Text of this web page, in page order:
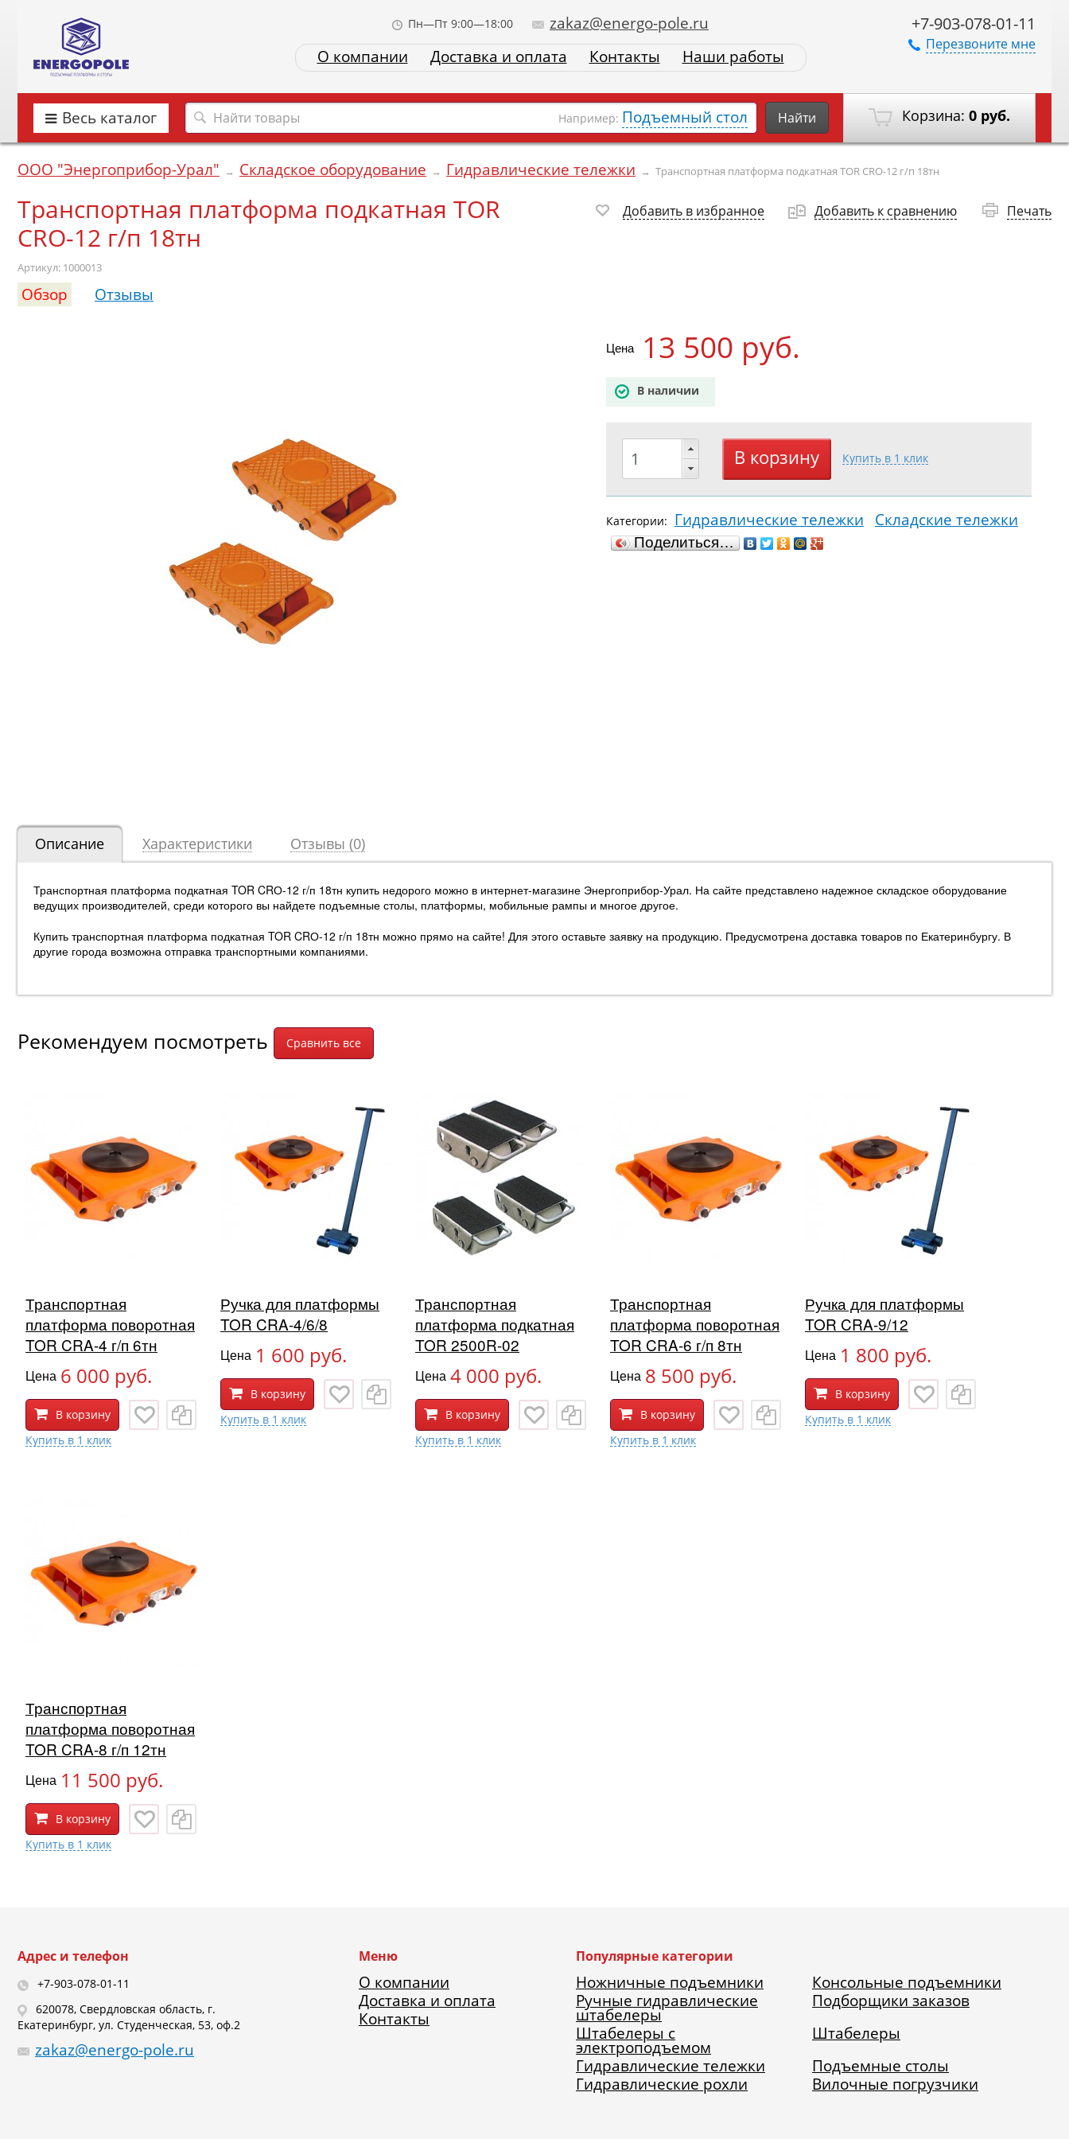
+7-903-078-01-11
Перезвоните мне
Пн—Пт 9:00—18:00
zakaz@energo-pole.ru
О компании
Доставка и оплата Контакты Наши работы
Корзина: 0 руб.
Весь каталог Например: Подъемный стол Найти
ООО "Энергоприбор-Урал" → Складское оборудование → Гидравлические тележки → Транспортная платформа подкатная TOR CRО-12 г/п 18тн
Транспортная платформа подкатная TOR
CRО-12 г/п 18тн
Артикул: 1000013
Добавить в избранное Добавить к сравнению Печать
Обзор Отзывы
Цена 13 500 руб.
В наличии
Категории: Гидравлические тележки Складские тележки
Поделиться…
Описание Характеристики Отзывы (0)
Транспортная платформа подкатная TOR CRО-12 г/п 18тн купить недорого можно в интернет-магазине Энергоприбор-Урал. На сайте представлено надежное складское оборудование
ведущих производителей, среди которого вы найдете подъемные столы, платформы, мобильные рампы и многое другое.
Купить транспортная платформа подкатная TOR CRО-12 г/п 18тн можно прямо на сайте! Для этого оставьте заявку на продукцию. Предусмотрена доставка товаров по Екатеринбургу. В
другие города возможна отправка транспортными компаниями.
Рекомендуем посмотреть
Транспортная
платформа поворотная
TOR CRA-4 г/п 6тн
Цена 6 000 руб.
В корзину
Ручка для платформы
TOR CRA-4/6/8
Цена 1 600 руб.
В корзину
Транспортная
платформа подкатная
TOR 2500R-02
Цена 4 000 руб.
В корзину
Транспортная
платформа поворотная
TOR CRA-6 г/п 8тн
Цена 8 500 руб.
В корзину
Ручка для платформы
TOR CRA-9/12
Цена 1 800 руб.
В корзину
Транспортная
платформа поворотная
TOR CRA-8 г/п 12тн
Цена 11 500 руб.
В корзину
Адрес и телефон
+7-903-078-01-11
620078, Свердловская область, г.
Екатеринбург, ул. Студенческая, 53, оф.2
zakaz@energo-pole.ru
Меню
О компании
Доставка и оплата
Контакты
Популярные категории
Ножничные подъемники
Консольные подъемники
Ручные гидравлические
штабелеры
Подборщики заказов
Штабелеры с
электроподъемом
Штабелеры
Гидравлические тележки
Подъемные столы
Гидравлические рохли
Вилочные погрузчики